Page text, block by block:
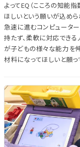
よってEQ（こころの知能
ほしいという願いが込めら
急速に進むコンピュータ
持たず、柔軟に対応できる
が子どもの様々な能力を
材料になってほしいと願っ